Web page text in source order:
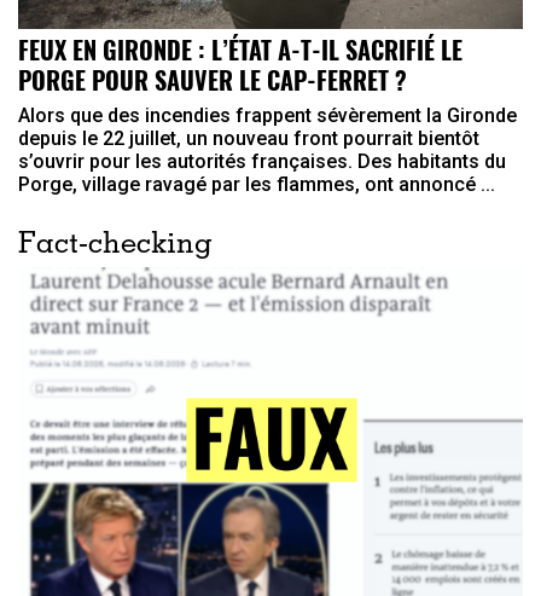
FEUX EN GIRONDE : L’ÉTAT A-T-IL SACRIFIÉ LE
PORGE POUR SAUVER LE CAP-FERRET ?
Alors que des incendies frappent sévèrement la Gironde
depuis le 22 juillet, un nouveau front pourrait bientôt
s’ouvrir pour les autorités françaises. Des habitants du
Porge, village ravagé par les flammes, ont annoncé ...
Fact-checking